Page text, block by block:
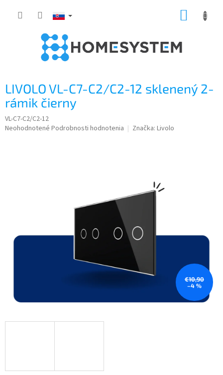
LIVOLO VL-C7-C2/C2-12 sklenený 2-
rámik čierny
VL-C7-C2/C2-12
Priemerné
Neohodnotené Podrobnosti hodnotenia Značka: Livolo
€10,90
–4 %